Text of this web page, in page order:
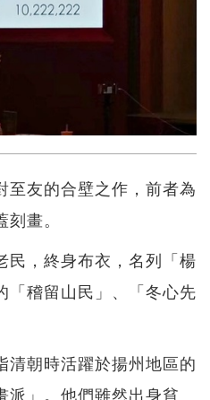
至友的合壁之作，前者為
畫。
民，終身布衣，名列「楊
「稽留山民」、「冬心先
清朝時活躍於揚州地區的
派」。他們雖然出身貧